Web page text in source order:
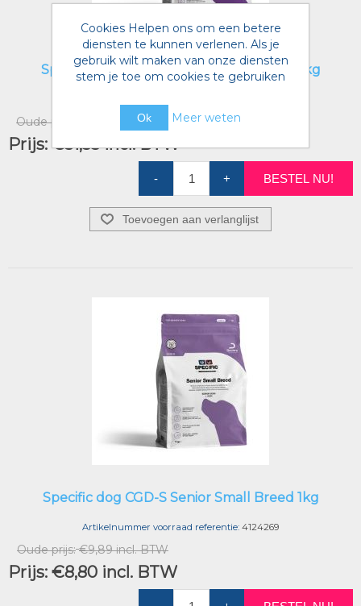
Specific dog CGD-S Senior Small Breed 4kg
Oude prijs: €36,58 incl. BTW
Prijs: €31,55 incl. BTW
- + BESTEL NU!
Toevoegen aan verlanglijst
Specific dog CGD-S Senior Small Breed 1kg
Artikelnummer voorraad referentie: 4124269
Oude prijs: €9,89 incl. BTW
Prijs: €8,80 incl. BTW
Cookies Helpen ons om een betere
diensten te kunnen verlenen. Als je
gebruik wilt maken van onze diensten
stem je toe om cookies te gebruiken
Ok Meer weten